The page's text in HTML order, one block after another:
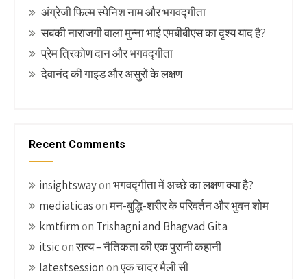
अंग्रेजी फिल्म स्पेनिश नाम और भगवद्गीता
सबकी नाराजगी वाला मुन्ना भाई एमबीबीएस का दृश्य याद है?
प्रेम त्रिकोण दान और भगवद्गीता
देवानंद की गाइड और असुरों के लक्षण
Recent Comments
insightswayonभगवद्गीता में अच्छे का लक्षण क्या है?
mediaticasonमन-बुद्धि-शरीर के परिवर्तन और भुवन शोम
kmtfirmon Trishagni and Bhagvad Gita
itsiconसत्य – नैतिकता की एक पुरानी कहानी
latestsessiononएक चादर मैली सी